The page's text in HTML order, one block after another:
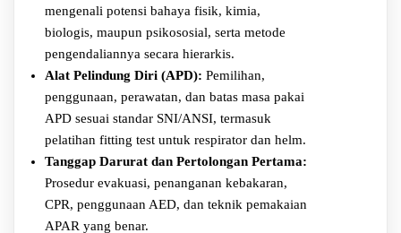
mengenali potensi bahaya fisik, kimia,
biologis, maupun psikososial, serta metode
pengendaliannya secara hierarkis.
Alat Pelindung Diri (APD): Pemilihan,
penggunaan, perawatan, dan batas masa pakai
APD sesuai standar SNI/ANSI, termasuk
pelatihan fitting test untuk respirator dan helm.
Tanggap Darurat dan Pertolongan Pertama:
Prosedur evakuasi, penanganan kebakaran,
CPR, penggunaan AED, dan teknik pemakaian
APAR yang benar.